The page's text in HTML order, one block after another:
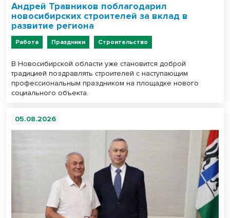
Андрей Травников поблагодарил
новосибирских строителей за вклад в
развитие региона
Работа Праздники Строительство
В Новосибирской области уже становится доброй
традицией поздравлять строителей с наступающим
профессиональным праздником на площадке нового
социального объекта.
05.08.2026